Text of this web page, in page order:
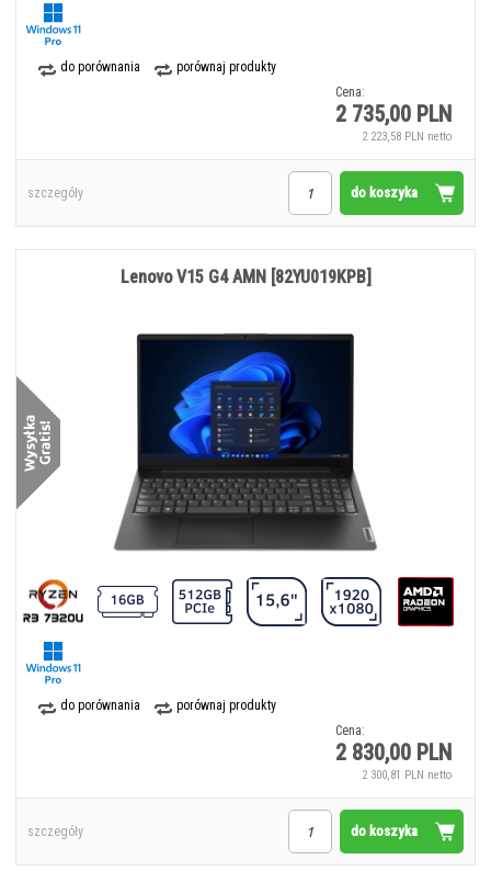
do porównania
porównaj produkty
Cena:
2 735,00 PLN
2 223,58 PLN netto
do koszyka
szczegóły
do porównania
porównaj produkty
Cena:
2 830,00 PLN
2 300,81 PLN netto
Lenovo V15 G4 AMN [82YU019KPB]
do koszyka
szczegóły